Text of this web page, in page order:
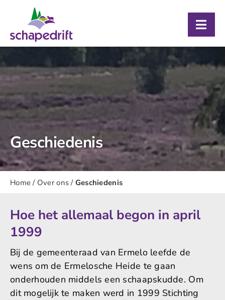
inhoud
Bezoekerscentrum
Schaapskooi
Agenda
Contact
Geschiedenis
Home / Over ons / Geschiedenis
Hoe het allemaal begon in april
1999
Bij de gemeenteraad van Ermelo leefde de
wens om de Ermelosche Heide te gaan
onderhouden middels een schaapskudde. Om
dit mogelijk te maken werd in 1999 Stichting